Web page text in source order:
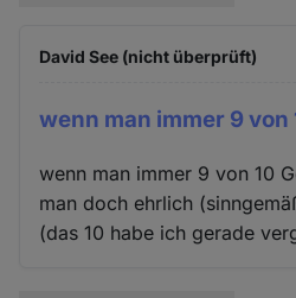
David See (nicht überprüft)
wenn man immer 9 von
wenn man immer 9 von 10
man doch ehrlich
(das 10 habe ich gerade